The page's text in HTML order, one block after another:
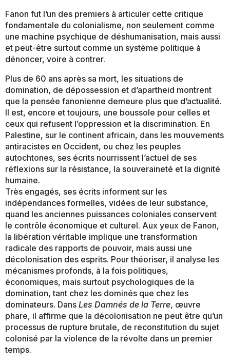
Fanon fut l’un des premiers à articuler cette critique
fondamentale du colonialisme, non seulement comme
une machine psychique de déshumanisation, mais aussi
et peut-être surtout comme un système politique à
dénoncer, voire à contrer.
Plus de 60 ans après sa mort, les situations de
domination, de dépossession et d’apartheid montrent
que la pensée fanonienne demeure plus que d’actualité.
Il est, encore et toujours, une boussole pour celles et
ceux qui refusent l’oppression et la discrimination. En
Palestine, sur le continent africain, dans les mouvements
antiracistes en Occident, ou chez les peuples
autochtones, ses écrits nourrissent l’actuel de ses
réflexions sur la résistance, la souveraineté et la dignité
humaine.
Très engagés, ses écrits informent sur les
indépendances formelles, vidées de leur substance,
quand les anciennes puissances coloniales conservent
le contrôle économique et culturel. Aux yeux de Fanon,
la libération véritable implique une transformation
radicale des rapports de pouvoir, mais aussi une
décolonisation des esprits. Pour théoriser, il analyse les
mécanismes profonds, à la fois politiques,
économiques, mais surtout psychologiques de la
domination, tant chez les dominés que chez les
dominateurs. Dans Les Damnés de la Terre, œuvre
phare, il affirme que la décolonisation ne peut être qu’un
processus de rupture brutale, de reconstitution du sujet
colonisé par la violence de la révolte dans un premier
temps.